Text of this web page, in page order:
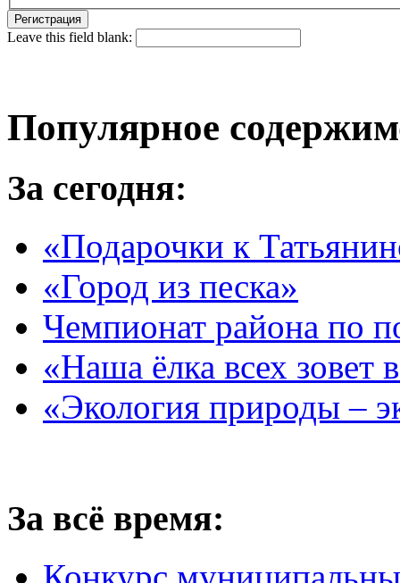
Leave this field blank:
Популярное
За сегодня:
«Подарочки к
«Город из песка»
Чемпионат района по
«Наша ёлка всех зовет
«Экология природы –
За всё время: